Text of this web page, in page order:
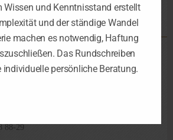
88-29
Wissen und Kenntnisstand erstellt
und der ständige Wandel
machen es notwendig, Haftung
Das Rundschreiben
individuelle persönliche Beratung.